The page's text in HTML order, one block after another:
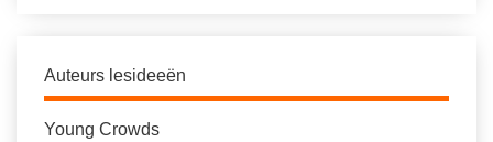
Auteurs lesideeën
Young Crowds